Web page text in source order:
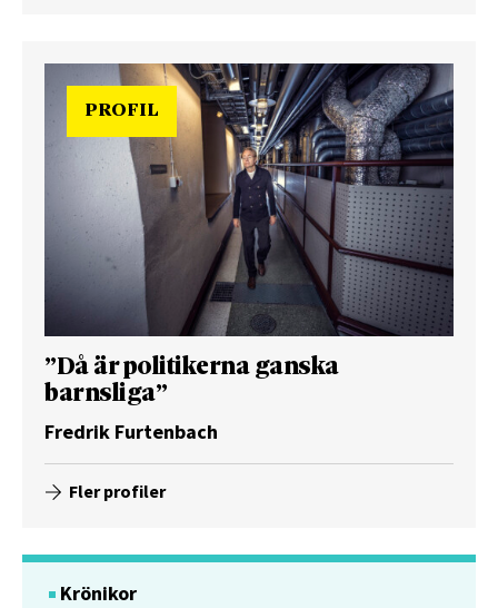
PROFIL
”Då är politikerna ganska
barnsliga”
Fredrik Furtenbach
Fler profiler
Krönikor